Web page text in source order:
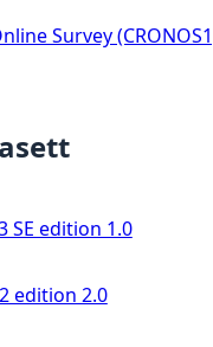
Survey
SE edition 1.0
edition 2.0